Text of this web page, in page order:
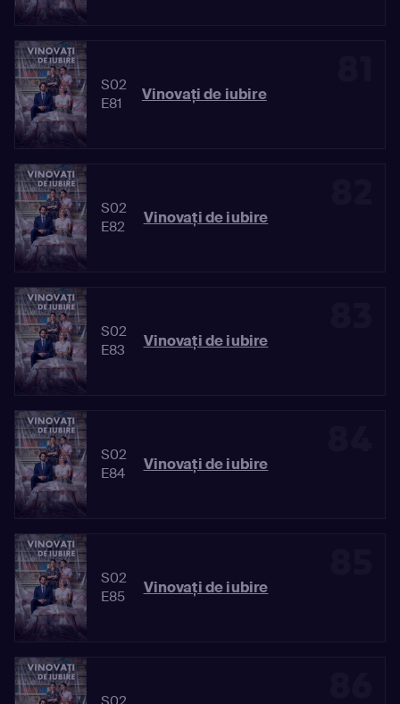
S02
E81
Vinovaţi de iubire
S02
E82
Vinovaţi de iubire
S02
E83
Vinovaţi de iubire
S02
E84
Vinovaţi de iubire
S02
E85
Vinovaţi de iubire